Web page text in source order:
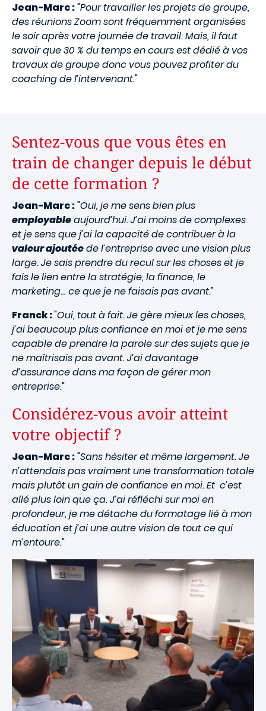
Jean-Marc :"Pour travailler les projets de groupe,
des réunions Zoom sont fréquemment organisées
le soir après votre journée de travail. Mais, il faut
savoir que 30 % du temps en cours est dédié à vos
travaux de groupe donc vous pouvez profiter du
coaching de l’intervenant."
Sentez-vous que vous êtes en
train de changer depuis le début
de cette formation ?
Jean-Marc :"Oui, je me sens bien plus
employableaujourd’hui. J’ai moins de complexes
et je sens que j’ai la capacité de contribuer à la
valeur ajoutéede l’entreprise avec une vision plus
large. Je sais prendre du recul sur les choses et je
fais le lien entre la stratégie, la finance, le
marketing… ce que je ne faisais pas avant."
Franck :"Oui, tout à fait. Je gère mieux les choses,
j’ai beaucoup plus confiance en moi et je me sens
capable de prendre la parole sur des sujets que je
ne maîtrisais pas avant. J’ai davantage
d’assurance dans ma façon de gérer mon
entreprise."
Considérez-vous avoir atteint
votre objectif ?
Jean-Marc :"Sans hésiter et même largement. Je
n’attendais pas vraiment une transformation totale
mais plutôt un gain de confiance en moi. Et c’est
allé plus loin que ça. J’ai réfléchi sur moi en
profondeur, je me détache du formatage lié à mon
éducation et j’ai une autre vision de tout ce qui
m’entoure."